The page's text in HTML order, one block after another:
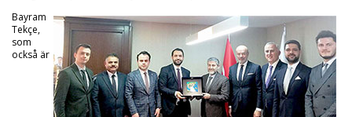
Bayram
Tekçe,
som
också är